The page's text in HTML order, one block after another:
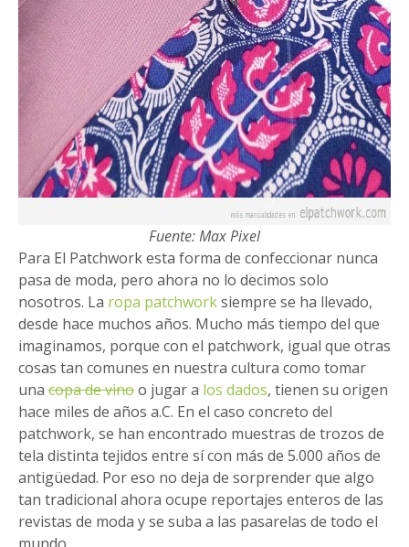
Fuente: Max Pixel
Para El Patchwork esta forma de confeccionar nunca
pasa de moda, pero ahora no lo decimos solo
nosotros. La ropa patchworksiempre se ha llevado,
desde hace muchos años. Mucho más tiempo del que
imaginamos, porque con el patchwork, igual que otras
cosas tan comunes en nuestra cultura como tomar
una copa de vinoo jugar a los dados, tienen su origen
hace miles de años a.C. En el caso concreto del
patchwork, se han encontrado muestras de trozos de
tela distinta tejidos entre sí con más de 5.000 años de
antigüedad. Por eso no deja de sorprender que algo
tan tradicional ahora ocupe reportajes enteros de las
revistas de moda y se suba a las pasarelas de todo el